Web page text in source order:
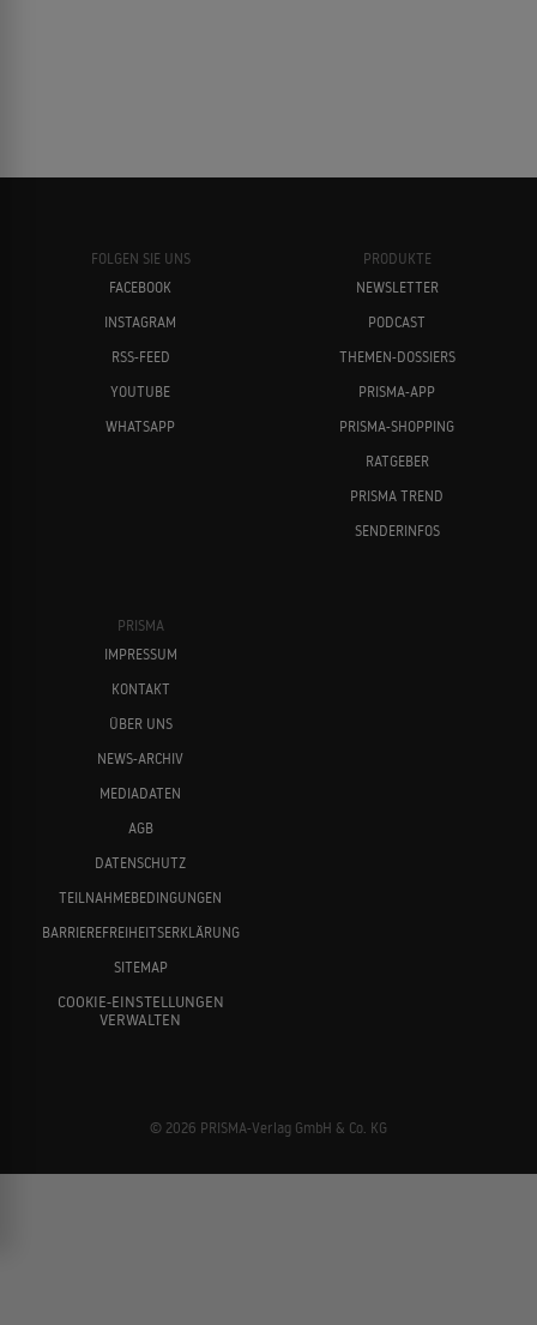
FOLGEN SIE UNS
FACEBOOK
INSTAGRAM
RSS-FEED
YOUTUBE
WHATSAPP
PRODUKTE
NEWSLETTER
PODCAST
THEMEN-DOSSIERS
PRISMA-APP
PRISMA-SHOPPING
RATGEBER
PRISMA TREND
SENDERINFOS
PRISMA
IMPRESSUM
KONTAKT
ÜBER UNS
NEWS-ARCHIV
MEDIADATEN
AGB
DATENSCHUTZ
TEILNAHMEBEDINGUNGEN
BARRIEREFREIHEITSERKLÄRUNG
SITEMAP
COOKIE-EINSTELLUNGEN
VERWALTEN
© 2026 PRISMA-Verlag GmbH & Co. KG